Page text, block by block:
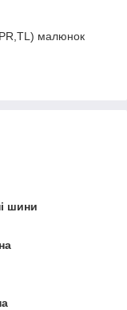
малюнок
шини